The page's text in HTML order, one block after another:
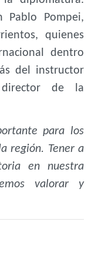
Pablo Pompei,
quienes
dentro
del instructor
director de la
para los
región. Tener a
en nuestra
valorar y